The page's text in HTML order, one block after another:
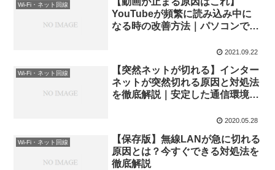
Wi-Fi・ネット回線
YouTubeが頻繁に読み込み中に
なる時の改善方法｜パソコンで今
2021.09.22
Wi-Fi・ネット回線
【突然ネットが切れる】インター
ネットが突然切れる原因と対処法
を徹底解説｜安定した通信環境を
2020.05.28
Wi-Fi・ネット回線
【保存版】無線LANが急に切れる
原因とは？今すぐできる対処法を
徹底解説